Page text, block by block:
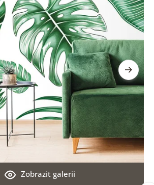
Zobrazit galerii